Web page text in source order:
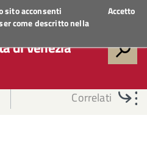
sito acconsenti
come descritto nella
Accetto
di Venezia
Correlati